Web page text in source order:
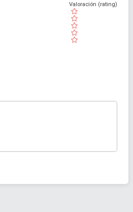
( )
( )
( )
( )
( )
Valoración (rating)